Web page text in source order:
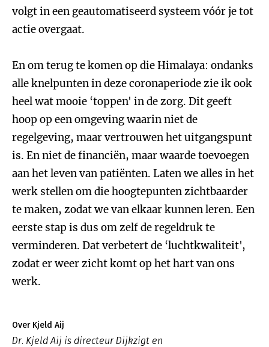
volgt in een geautomatiseerd systeem vóór je tot
actie overgaat.
En om terug te komen op die Himalaya: ondanks
alle knelpunten in deze coronaperiode zie ik ook
heel wat mooie ‘toppen' in de zorg. Dit geeft
hoop op een omgeving waarin niet de
regelgeving, maar vertrouwen het uitgangspunt
is. En niet de financiën, maar waarde toevoegen
aan het leven van patiënten. Laten we alles in het
werk stellen om die hoogtepunten zichtbaarder
te maken, zodat we van elkaar kunnen leren. Een
eerste stap is dus om zelf de regeldruk te
verminderen. Dat verbetert de ‘luchtkwaliteit',
zodat er weer zicht komt op het hart van ons
werk.
Over Kjeld Aij
Dr. Kjeld Aij is directeur Dijkzigt en